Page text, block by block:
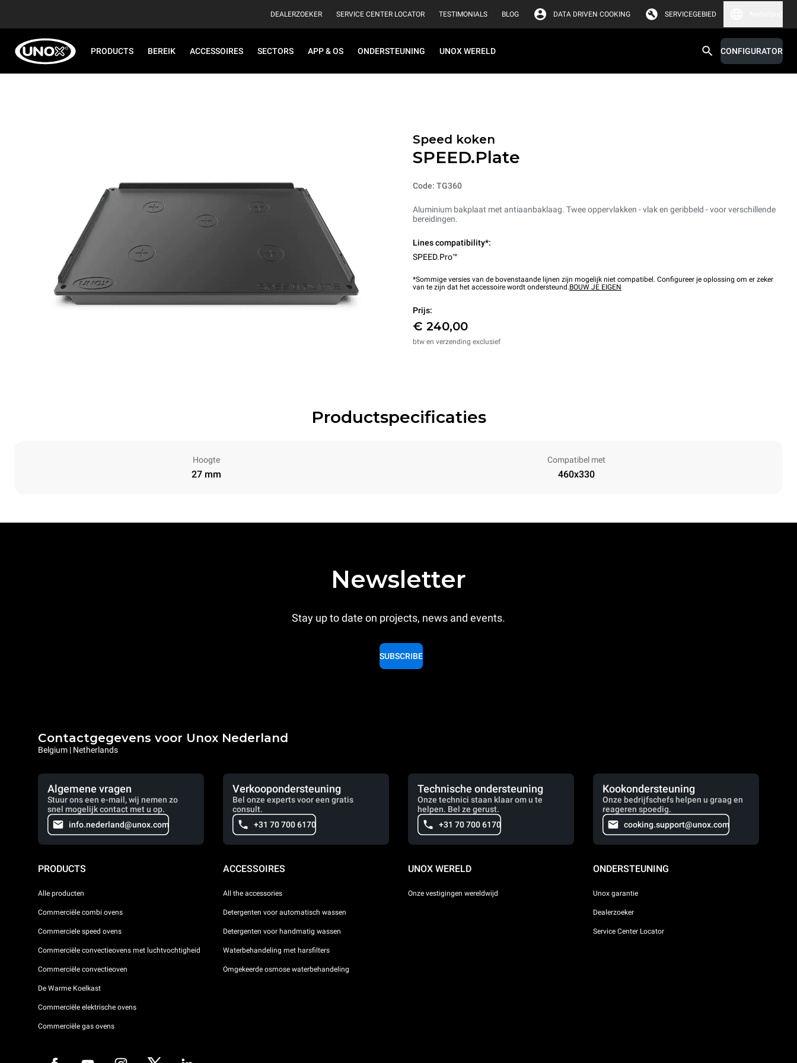
DEALERZOEKER SERVICE CENTER LOCATOR TESTIMONIALS BLOG DATA DRIVEN COOKING SERVICEGEBIED
PRODUCTS BEREIK ACCESSOIRES SECTORS APP & OS ONDERSTEUNING UNOX WERELD CONFIGURATOR
Speed koken
SPEED.Plate
Code: TG360
Aluminium bakplaat met antiaanbaklaag. Twee oppervlakken - vlak en geribbeld - voor verschillende
bereidingen.
Lines compatibility*:
SPEED.Pro™
*Sommige versies van de bovenstaande lijnen zijn mogelijk niet compatibel. Configureer je oplossing om er zeker
van te zijn dat het accessoire wordt ondersteund.BOUW JE EIGEN
Prijs:
€ 240,00
btw en verzending exclusief
Productspecificaties
Hoogte
27 mm
Compatibel met
460x330
Newsletter
Stay up to date on projects, news and events.
SUBSCRIBE
Contactgegevens voor Unox Nederland
Belgium | Netherlands
Algemene vragen
Stuur ons een e-mail, wij nemen zo
snel mogelijk contact met u op.
info.nederland@unox.com
Verkoopondersteuning
Bel onze experts voor een gratis
consult.
+31 70 700 6170
Technische ondersteuning
Onze technici staan klaar om u te
helpen. Bel ze gerust.
+31 70 700 6170
Kookondersteuning
Onze bedrijfschefs helpen u graag en
reageren spoedig.
cooking.support@unox.com
PRODUCTS
Alle producten
Commerciële combi ovens
Commerciele speed ovens
Commerciële convectieovens met luchtvochtigheid
Commerciële convectieoven
De Warme Koelkast
Commerciële elektrische ovens
Commerciële gas ovens
ACCESSOIRES
All the accessories
Detergenten voor automatisch wassen
Detergenten voor handmatig wassen
Waterbehandeling met harsfilters
Omgekeerde osmose waterbehandeling
UNOX WERELD
Onze vestigingen wereldwijd
ONDERSTEUNING
Unox garantie
Dealerzoeker
Service Center Locator